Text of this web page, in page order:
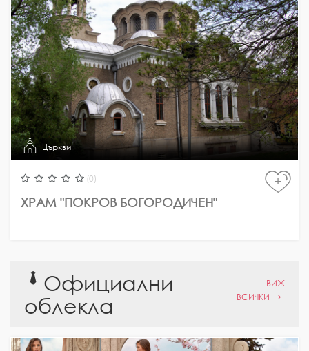
Църкви
(0)
ХРАМ "ПОКРОВ БОГОРОДИЧЕН"
+
Официални
облекла
ВИЖ
ВСИЧКИ